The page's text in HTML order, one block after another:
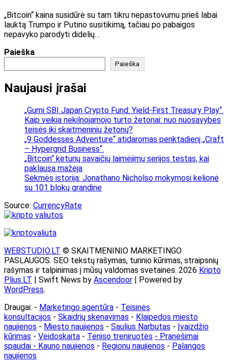
„Bitcoin“ kaina susidūrė su tam tikru nepastovumu prieš labai
lauktą Trumpo ir Putino susitikimą, tačiau po pabaigos
nepavyko parodyti didelių…
Paieška
Paieška
Naujausi įrašai
„Gumi SBI Japan Crypto Fund: Yield-First Treasury Play“.
Kaip veikia nekilnojamojo turto žetonai: nuo nuosavybės
teisės iki skaitmeninių žetonų?
„9 Goddesses Adventure“ atidaromas penktadienį „Craft
– Hypergrid Business“.
„Bitcoin“ keturių savaičių laimėjimų serijos testas, kai
paklausa mažėja
Sėkmės istorija: Jonathano Nicholso mokymosi kelionė
su 101 blokų grandine
Source: CurrencyRate
WEBSTUDIO.LT © SKAITMENINIO MARKETINGO
PASLAUGOS. SEO tekstų rašymas, turinio kūrimas, straipsnių
rašymas ir talpinimas į mūsų valdomas svetaines. 2026 Kripto
Plius.LT | Swift News by Ascendoor | Powered by
WordPress.
Draugai: - Marketingo agentūra - Teisinės
konsultacijos - Skaidrių skenavimas - Klaipedos miesto
naujienos - Miesto naujienos - Saulius Narbutas - Įvaizdžio
kūrimas - Veidoskaita - Teniso treniruotės - Pranešimai
spaudai - Kauno naujienos - Regionų naujienos - Palangos
naujienos